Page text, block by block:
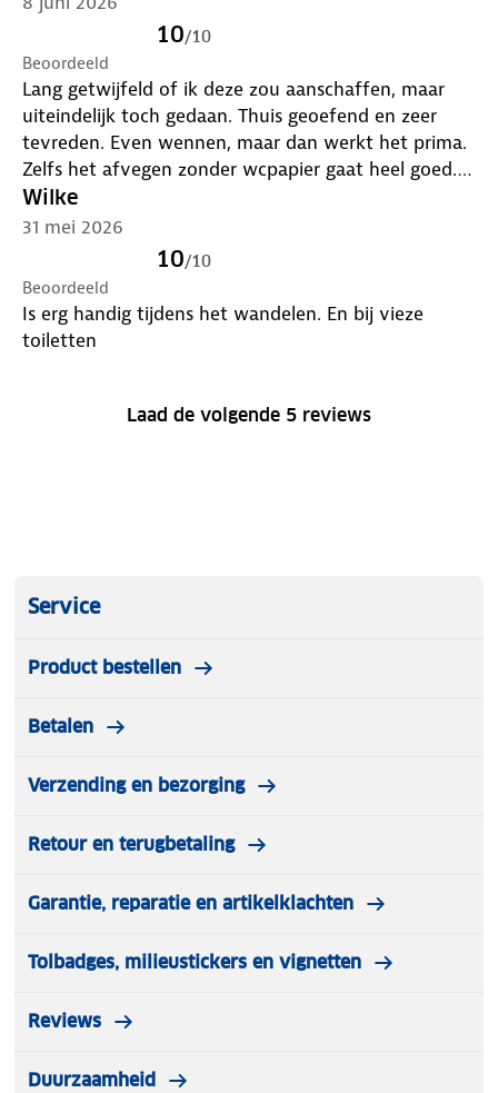
10/10
Beoordeeld
Lang getwijfeld of ik deze zou aanschaffen, maar
uiteindelijk toch gedaan. Thuis geoefend en zeer
tevreden. Even wennen, maar dan werkt het prima.
Zelfs het afvegen zonder wcpapier gaat heel goed.
Deze gaat mee in de rugzak voor mijn
wandelvakantie!
Wilke
31 mei 2026
10/10
Beoordeeld
Is erg handig tijdens het wandelen. En bij vieze
toiletten
Laad de volgende 5 reviews
Service
Product bestellen
Betalen
Verzending en bezorging
Retour en terugbetaling
Garantie, reparatie en artikelklachten
Tolbadges, milieustickers en vignetten
Reviews
Duurzaamheid